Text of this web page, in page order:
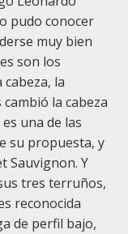
pudo conocer
muy bien
son los
la
la cabeza
una de las
su propuesta, y
Sauvignon. Y
tres terruños,
reconocida
de perfil bajo,